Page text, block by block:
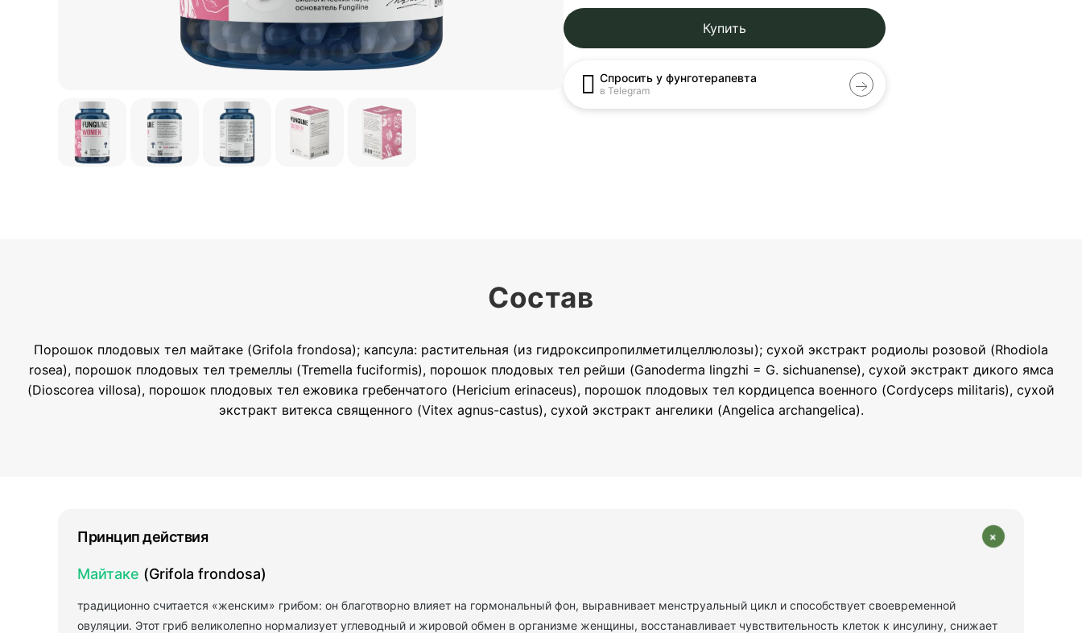
Купить
Спросить у фунготерапевта
в Telegram
Состав
Порошок плодовых тел майтаке (Grifola frondosa); капсула: растительная (из гидроксипропилметилцеллюлозы); сухой экстракт родиолы розовой (Rhodiola
rosea), порошок плодовых тел тремеллы (Tremella fuciformis), порошок плодовых тел рейши (Ganoderma lingzhi = G. sichuanense), сухой экстракт дикого ямса
(Dioscorea villosa), порошок плодовых тел ежовика гребенчатого (Hericium erinaceus), порошок плодовых тел кордицепса военного (Cordyceps militaris), сухой
экстракт витекса священного (Vitex agnus-castus), сухой экстракт ангелики (Angelica archangelica).
Принцип действия +
Майтаке (Grifola frondosa)
традиционно считается «женским» грибом: он благотворно влияет на гормональный фон, выравнивает менструальный цикл и способствует своевременной
овуляции. Этот гриб великолепно нормализует углеводный и жировой обмен в организме женщины, восстанавливает чувствительность клеток к инсулину, снижает